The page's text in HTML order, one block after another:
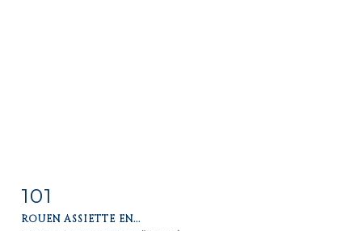
détaillée
101
ROUEN ASSIETTE EN...